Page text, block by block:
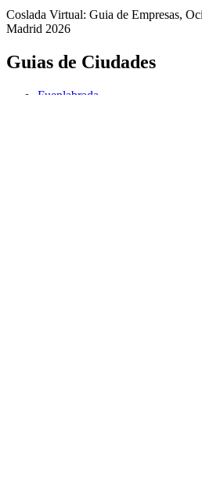
Coslada Virtual: Guia de Empresas,
Madrid 2026
Guias de Ciudades
Fuenlabrada